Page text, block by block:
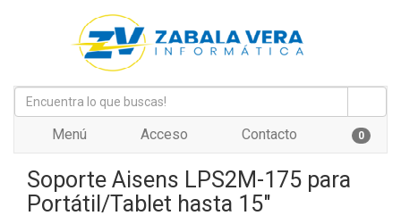
Menú Acceso Contacto 0
Soporte Aisens LPS2M-175 para
Portátil/Tablet hasta 15"